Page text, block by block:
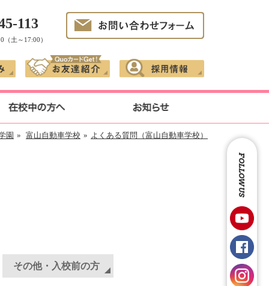
113
土～17:00）
FOLLOW US
園 » 富山自動車学校 » よくある質問（富山自動車学校）
その他・入校前の方